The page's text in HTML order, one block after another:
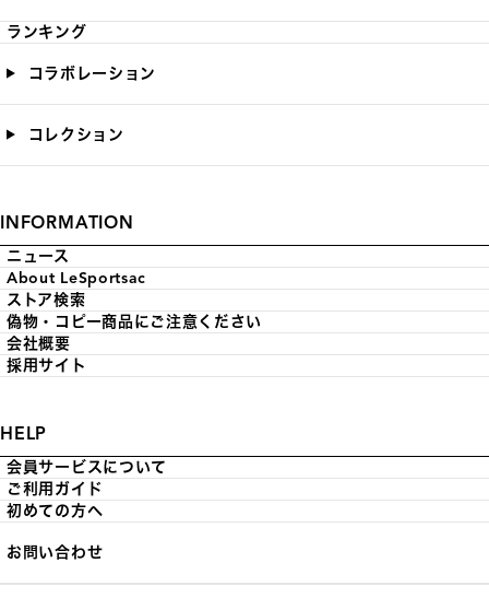
ランキング
コラボレーション
コレクション
INFORMATION
ニュース
About LeSportsac
ストア検索
偽物・コピー商品にご注意ください
会社概要
採用サイト
HELP
会員サービスについて
ご利用ガイド
初めての方へ
お問い合わせ